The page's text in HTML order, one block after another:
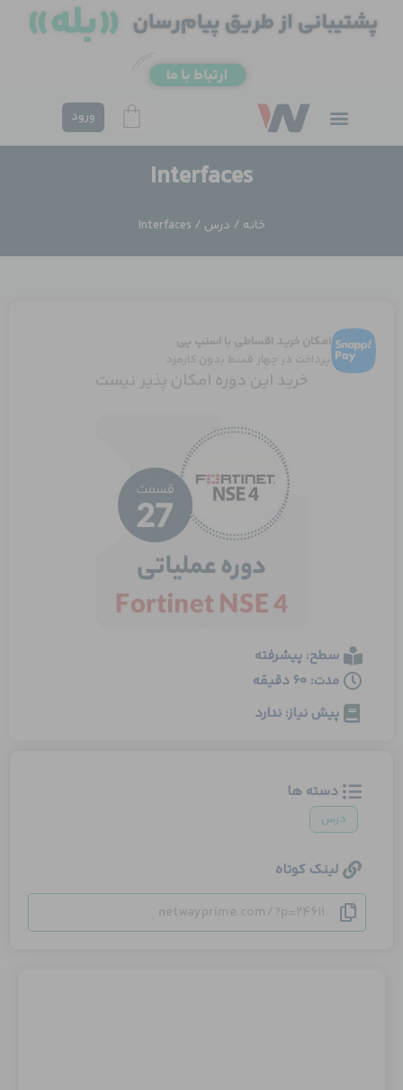
ورود
Interfaces
خانه / درس / Interfaces
امکان خرید اقساطی با اسنپ پی
پرداخت در چهار قسط بدون کارمزد
خرید این دوره امکان پذیر نیست
سطح: پیشرفته
مدت: 60 دقیقه
پیش نیاز: ندارد
دسته ها
درس
لینک کوتاه
netwayprime.com/?p=24611